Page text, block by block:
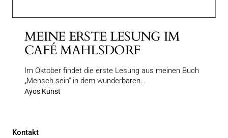
MEINE ERSTE LESUNG IM
CAFÉ MAHLSDORF
Im Oktober findet die erste Lesung aus meinen Buch
„Mensch sein“ in dem wunderbaren…
Ayos Kunst
Kontakt